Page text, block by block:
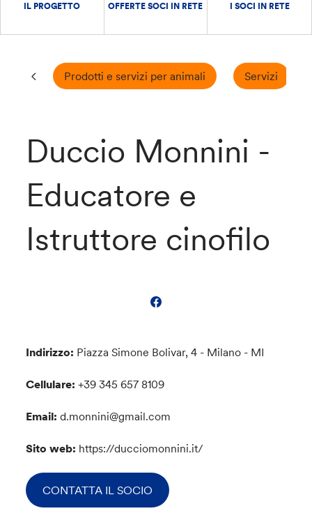
IL PROGETTO OFFERTE SOCI IN RETE I SOCI IN RETE
Prodotti e servizi per animali Servizi
Duccio Monnini -
Educatore e
Istruttore cinofilo
Indirizzo: Piazza Simone Bolivar, 4 - Milano - MI
Cellulare: +39 345 657 8109
Email: d.monnini@gmail.com
Sito web: https://ducciomonnini.it/
CONTATTA IL SOCIO